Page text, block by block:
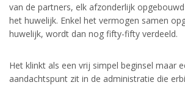
van de partners, elk afzonderlijk
het huwelijk. Enkel het vermogen samen
huwelijk, wordt dan nog fifty-fifty verdeeld.
Het klinkt als een vrij simpel beginsel maar
aandachtspunt zit in de administratie die